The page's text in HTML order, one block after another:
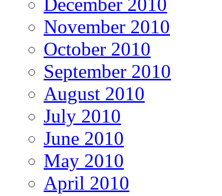
November 2010
October 2010
September 2010
August 2010
July 2010
June 2010
May 2010
April 2010